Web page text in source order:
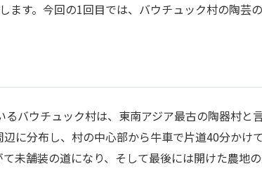
ます。今回の1回目では、バウチュック村の陶芸
バウチュック村は、東南アジア最古の陶器村と
に分布し、村の中心部から牛車で片道40分かけ
未舗装の道になり、そして最後には開けた農地